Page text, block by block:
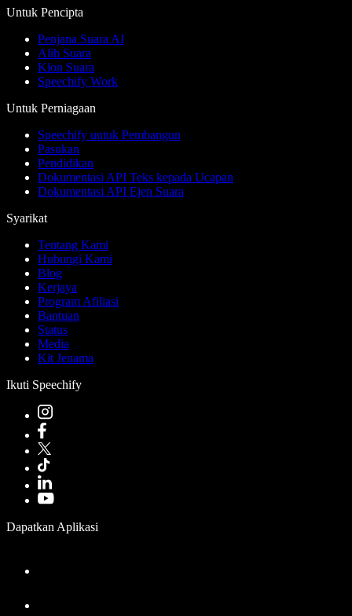
Untuk Pencipta
Penjana Suara AI
Alih Suara
Klon Suara
Speechify Work
Untuk Perniagaan
Speechify untuk Pembangun
Pasukan
Pendidikan
Dokumentasi API Teks kepada Ucapan
Dokumentasi API Ejen Suara
Syarikat
Tentang Kami
Hubungi Kami
Blog
Kerjaya
Program Afiliasi
Bantuan
Status
Media
Kit Jenama
Ikuti Speechify
Dapatkan Aplikasi